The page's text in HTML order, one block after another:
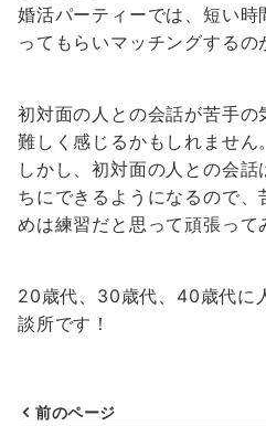
婚活パーティーでは、短い
ってもらいマッチングするの
初対面の人との会話が苦手の
難しく感じるかもしれません。
しかし、初対面の人との会話
ちにできるようになるので
めは練習だと思って頑張って
20歳代、30歳代、40歳代に
談所です！
前のページ